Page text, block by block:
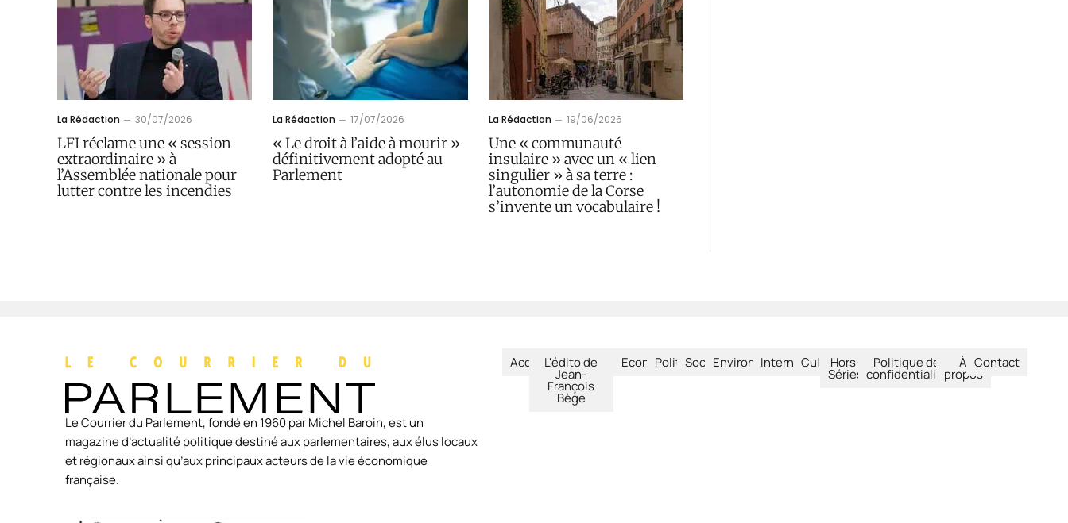
La Rédaction 30/07/2026
LFI réclame une « session
extraordinaire » à
l’Assemblée nationale pour
lutter contre les incendies
La Rédaction 17/07/2026
« Le droit à l’aide à mourir »
définitivement adopté au
Parlement
La Rédaction 19/06/2026
Une « communauté
insulaire » avec un « lien
singulier » à sa terre :
l’autonomie de la Corse
s’invente un vocabulaire !
Le Courrier du Parlement, fondé en 1960 par Michel Baroin, est un
magazine d’actualité politique destiné aux parlementaires, aux élus locaux
et régionaux ainsi qu’aux principaux acteurs de la vie économique
française.
AccueilL'édito de
Jean-
François
Bège
EconomiePolitiqueSociétéEnvironnementInternational
CultureHors-
Séries
Politique de
confidentialité
À
propos
Contact